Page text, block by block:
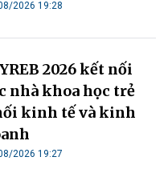
2026 19:28
2026 kết nối
nhà khoa học trẻ
kinh tế và kinh
2026 19:27